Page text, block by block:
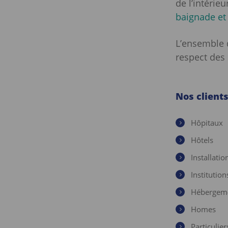
de
baignade et
respect
Nos clients
Hôpitaux
Hôtels
Homes